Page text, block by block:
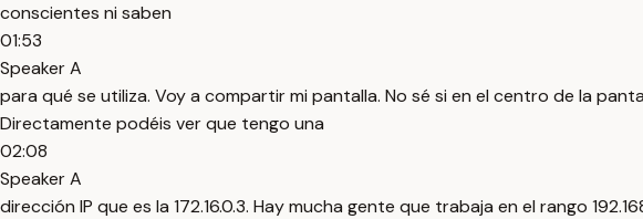
conscientes ni saben
01:53
Speaker A
para qué se utiliza. Voy a compartir mi pantalla. No sé si en el centro de la
Directamente podéis ver que tengo una
02:08
Speaker A
dirección IP que es la 172.16.0.3. Hay mucha gente que trabaja en el rango